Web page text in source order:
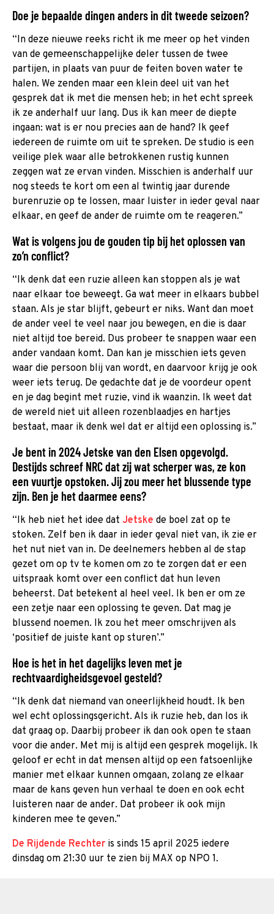
Doe je bepaalde dingen anders in dit tweede seizoen?
“In deze nieuwe reeks richt ik me meer op het vinden
van de gemeenschappelijke deler tussen de twee
partijen, in plaats van puur de feiten boven water te
halen. We zenden maar een klein deel uit van het
gesprek dat ik met die mensen heb; in het echt spreek
ik ze anderhalf uur lang. Dus ik kan meer de diepte
ingaan: wat is er nou precies aan de hand? Ik geef
iedereen de ruimte om uit te spreken. De studio is een
veilige plek waar alle betrokkenen rustig kunnen
zeggen wat ze ervan vinden. Misschien is anderhalf uur
nog steeds te kort om een al twintig jaar durende
burenruzie op te lossen, maar luister in ieder geval naar
elkaar, en geef de ander de ruimte om te reageren.”
Wat is volgens jou de gouden tip bij het oplossen van
zo’n conflict?
“Ik denk dat een ruzie alleen kan stoppen als je wat
naar elkaar toe beweegt. Ga wat meer in elkaars bubbel
staan. Als je star blijft, gebeurt er niks. Want dan moet
de ander veel te veel naar jou bewegen, en die is daar
niet altijd toe bereid. Dus probeer te snappen waar een
ander vandaan komt. Dan kan je misschien iets geven
waar die persoon blij van wordt, en daarvoor krijg je ook
weer iets terug. De gedachte dat je de voordeur opent
en je dag begint met ruzie, vind ik waanzin. Ik weet dat
de wereld niet uit alleen rozenblaadjes en hartjes
bestaat, maar ik denk wel dat er altijd een oplossing is.”
Je bent in 2024 Jetske van den Elsen opgevolgd.
Destijds schreef NRC dat zij wat scherper was, ze kon
een vuurtje opstoken. Jij zou meer het blussende type
zijn. Ben je het daarmee eens?
“Ik heb niet het idee dat Jetske de boel zat op te
stoken. Zelf ben ik daar in ieder geval niet van, ik zie er
het nut niet van in. De deelnemers hebben al de stap
gezet om op tv te komen om zo te zorgen dat er een
uitspraak komt over een conflict dat hun leven
beheerst. Dat betekent al heel veel. Ik ben er om ze
een zetje naar een oplossing te geven. Dat mag je
blussend noemen. Ik zou het meer omschrijven als
‘positief de juiste kant op sturen’.”
Hoe is het in het dagelijks leven met je
rechtvaardigheidsgevoel gesteld?
“Ik denk dat niemand van oneerlijkheid houdt. Ik ben
wel echt oplossingsgericht. Als ik ruzie heb, dan los ik
dat graag op. Daarbij probeer ik dan ook open te staan
voor die ander. Met mij is altijd een gesprek mogelijk. Ik
geloof er echt in dat mensen altijd op een fatsoenlijke
manier met elkaar kunnen omgaan, zolang ze elkaar
maar de kans geven hun verhaal te doen en ook echt
luisteren naar de ander. Dat probeer ik ook mijn
kinderen mee te geven.”
De Rijdende Rechter is sinds 15 april 2025 iedere
dinsdag om 21:30 uur te zien bij MAX op NPO 1.